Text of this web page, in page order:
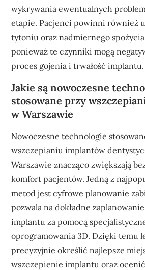
wykrywania ewentualnych
etapie. Pacjenci powinni również
tytoniu oraz nadmiernego
ponieważ te czynniki mogą
proces gojenia i trwałość implantu.
Jakie są nowoczesne
stosowane przy
w Warszawie
Nowoczesne technologie
wszczepianiu implantów
Warszawie znacząco zwiększają
komfort pacjentów. Jedną z
metod jest cyfrowe planowanie
pozwala na dokładne
implantu za pomocą
oprogramowania 3D. Dzięki temu
precyzyjnie określić najlepsze
wszczepienie implantu oraz